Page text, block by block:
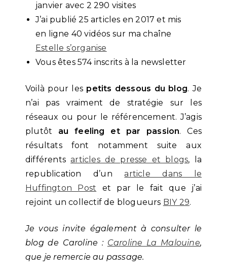
janvier avec 2 290 visites
J’ai publié 25 articles en 2017 et mis
en ligne 40 vidéos sur ma chaîne
Estelle s’organise
Vous êtes 574 inscrits à la newsletter
Voilà pour les petits dessous du blog. Je
n’ai pas vraiment de stratégie sur les
réseaux ou pour le référencement. J’agis
plutôt au feeling et par passion. Ces
résultats font notamment suite aux
différentsarticles de presse et blogs, la
republication d’unarticle dans le
Huffington Post et par le fait que j’ai
rejoint un collectif de blogueurs BIY 29.
Je vous invite également à consulter le
blog de Caroline : Caroline La Malouine,
que je remercie au passage.